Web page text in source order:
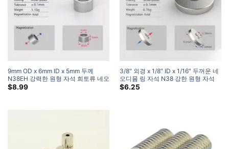
9mm OD x 6mm ID x 5mm 두께
N38EH 강력한 원형 자석 희토류 네오
디뮴 링 자석 작은 도넛 자석 (10 팩)
$8.99
3/8″ 외경 x 1/8″ ID x 1/16″ 두꺼운 네
오디뮴 링 자석 N38 강한 원형 자석
희토류 도넛 자석 (30 팩)
$6.25